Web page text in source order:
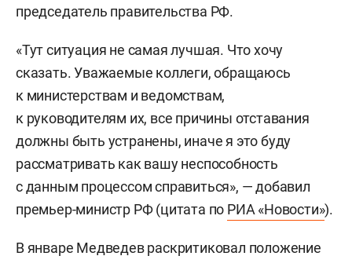
председатель правительства РФ.
«Тут ситуация не самая лучшая. Что хочу
сказать. Уважаемые коллеги, обращаюсь
к министерствам и ведомствам,
к руководителям их, все причины отставания
должны быть устранены, иначе я это буду
рассматривать как вашу неспособность
с данным процессом справиться», — добавил
премьер-министр РФ (цитата по РИА «Новости»).
В январе Медведевраскритиковал положение